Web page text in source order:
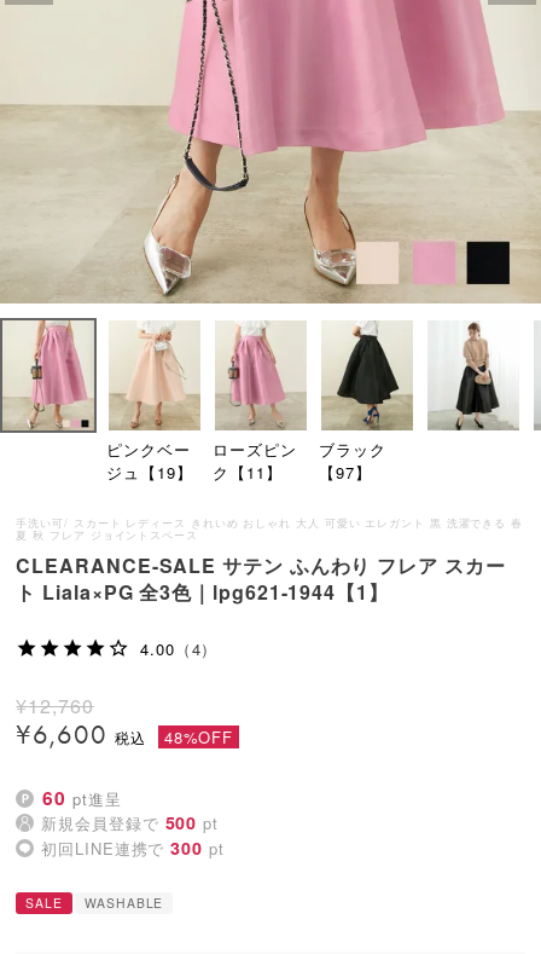
ピンクベー
ジュ【19】
ローズピン
ク【11】
ブラック
【97】
手洗い可/ スカート レディース きれいめ おしゃれ 大人 可愛い エレガント 黒 洗濯できる 春
夏 秋 フレア ジョイントスペース
CLEARANCE-SALE サテン ふんわり フレア スカー
ト Liala×PG 全3色｜lpg621-1944【1】
4.00 （4）
¥12,760
¥6,600 48%OFF
60 pt進呈
新規会員登録で 500 pt
初回LINE連携で 300 pt
SALE WASHABLE